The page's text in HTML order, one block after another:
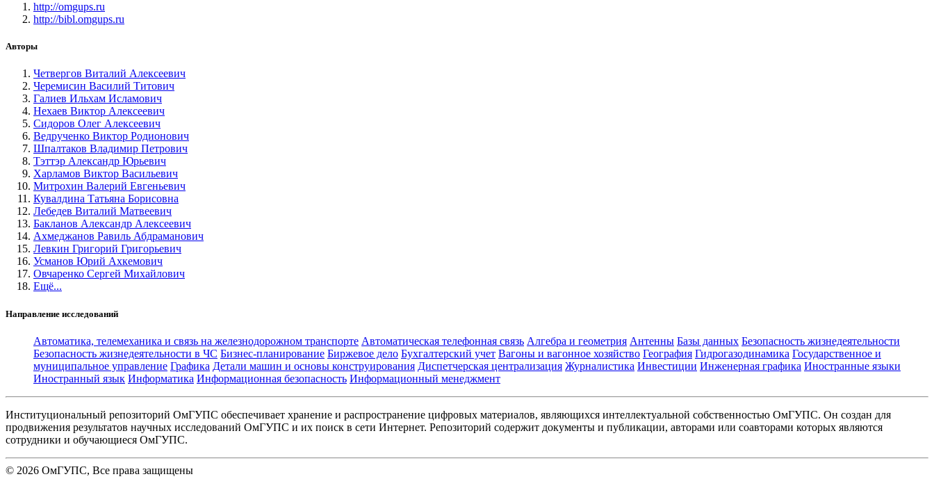
http://omgups.ru
http://bibl.omgups.ru
Авторы
Четвергов Виталий Алексеевич
Черемисин Василий Титович
Галиев Ильхам Исламович
Нехаев Виктор Алексеевич
Сидоров Олег Алексеевич
Ведрученко Виктор Родионович
Шпалтаков Владимир Петрович
Тэттэр Александр Юрьевич
Харламов Виктор Васильевич
Митрохин Валерий Евгеньевич
Кувалдина Татьяна Борисовна
Лебедев Виталий Матвеевич
Бакланов Александр Алексеевич
Ахмеджанов Равиль Абдраманович
Левкин Григорий Григорьевич
Усманов Юрий Ахкемович
Овчаренко Сергей Михайлович
Ещё...
Направление исследований
Автоматика, телемеханика и связь на железнодорожном транспорте Автоматическая телефонная связь Алгебра и геометрия Антенны Базы данных Безопасность жизнедеятельности
Безопасность жизнедеятельности в ЧС Бизнес-планирование Биржевое дело Бухгалтерский учет Вагоны и вагонное хозяйство География Гидрогазодинамика Государственное и
муниципальное управление Графика Детали машин и основы конструирования Диспетчерская централизация Журналистика Инвестиции Инженерная графика Иностранные языки
Иностранный язык Информатика Информационная безопасность Информационный менеджмент
Институциональный репозиторий ОмГУПС обеспечивает хранение и распространение цифровых материалов, являющихся интеллектуальной собственностью ОмГУПС. Он создан для
продвижения результатов научных исследований ОмГУПС и их поиск в сети Интернет. Репозиторий содержит документы и публикации, авторами или соавторами которых являются
сотрудники и обучающиеся ОмГУПС.
© 2026 ОмГУПС, Все права защищены